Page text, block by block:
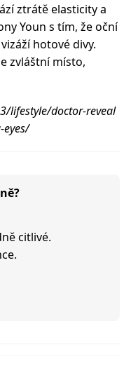
ztrátě elasticity a
Youn s tím, že oční
hotové divy.
zvláštní místo,
lifestyle/doctor-reveal
citlivé.